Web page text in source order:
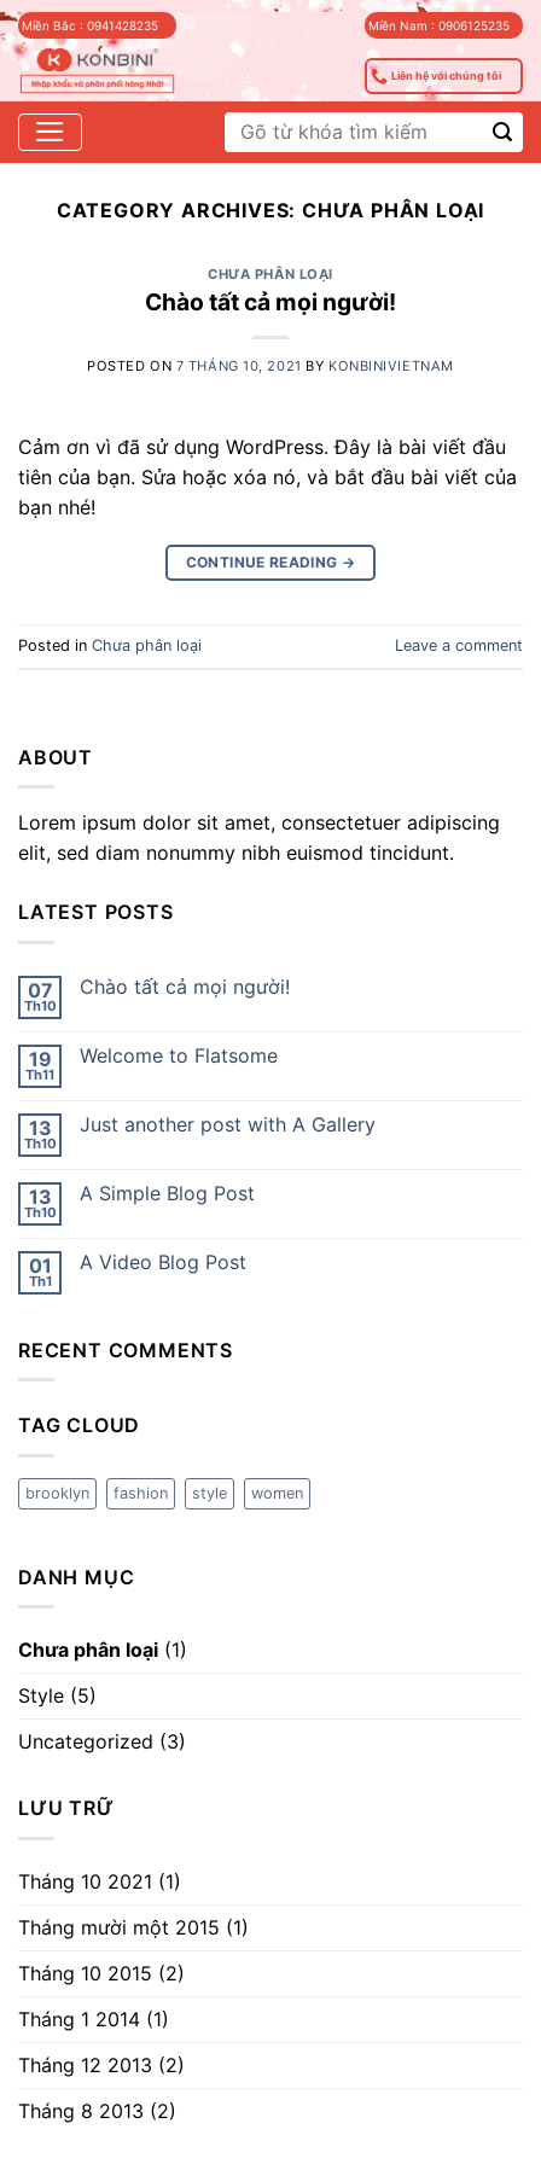
Skip
to
content
Miền Bắc : 0941428235 Miền Nam : 0906125235
Liên hệ với chúng tôi
Tìm
kiếm:
CATEGORY ARCHIVES: CHƯA PHÂN LOẠI
CHƯA PHÂN LOẠI
Chào tất cả mọi người!
POSTED ON 7 THÁNG 10, 2021 BY KONBINIVIETNAM
Cảm ơn vì đã sử dụng WordPress. Đây là bài viết đầu
tiên của bạn. Sửa hoặc xóa nó, và bắt đầu bài viết của
bạn nhé!
CONTINUE READING →
Posted in Chưa phân loại Leave a comment
ABOUT
Lorem ipsum dolor sit amet, consectetuer adipiscing
elit, sed diam nonummy nibh euismod tincidunt.
LATEST POSTS
07
Th10
Chào tất cả mọi người!
19
Th11
Welcome to Flatsome
13
Th10
Just another post with A Gallery
13
Th10
A Simple Blog Post
01
Th1
A Video Blog Post
RECENT COMMENTS
TAG CLOUD
brooklyn fashion style women
DANH MỤC
Chưa phân loại (1)
Style (5)
Uncategorized (3)
LƯU TRỮ
Tháng 10 2021 (1)
Tháng mười một 2015 (1)
Tháng 10 2015 (2)
Tháng 1 2014 (1)
Tháng 12 2013 (2)
Tháng 8 2013 (2)